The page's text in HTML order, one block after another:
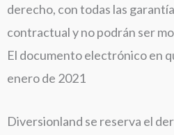
derecho, con todas las
contractual y no podrán ser
El documento electrónico en
enero de 2021
Diversionland se reserva el